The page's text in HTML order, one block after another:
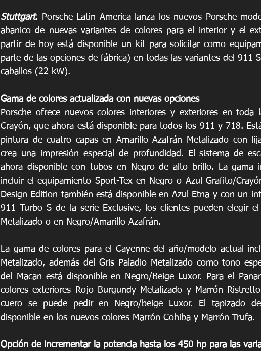
Stuttgart. Porsche Latin America lanza los nuevos Porsche
abanico de nuevas variantes de colores para el interior y el
partir de hoy está disponible un kit para solicitar como
parte de las opciones de fábrica) en todas las variantes del 911
caballos (22 kW).
Gama de colores actualizada con nuevas opciones
Porsche ofrece nuevos colores interiores y exteriores en
Crayón, que ahora está disponible para todos los 911 y 718.
pintura de cuatro capas en Amarillo Azafrán Metalizado con
crea una impresión especial de profundidad. El sistema de
ahora disponible con tubos en Negro de alto brillo. La gama
incluir el equipamiento Sport-Tex en Negro o Azul Grafito/
Design Edition también está disponible en Azul Etna y con un
911 Turbo S de la serie Exclusive, los clientes pueden elegir
Metalizado o en Negro/Amarillo Azafrán.
La gama de colores para el Cayenne del año/modelo actual
Metalizado, además del Gris Paladio Metalizado como tono
del Macan está disponible en Negro/Beige Luxor. Para el
colores exteriores Rojo Burgundy Metalizado y Marrón
cuero se puede pedir en Negro/beige Luxor. El tapizado
disponible en los nuevos colores Marrón Cohiba y Marrón Trufa.
Opción de incrementar la potencia hasta los 450 hp para las